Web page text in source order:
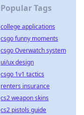
Popular Tags
college applications
csgo funny moments
csgo Overwatch system
ui/ux design
csgo 1v1 tactics
renters insurance
cs2 weapon skins
cs2 pistols guide